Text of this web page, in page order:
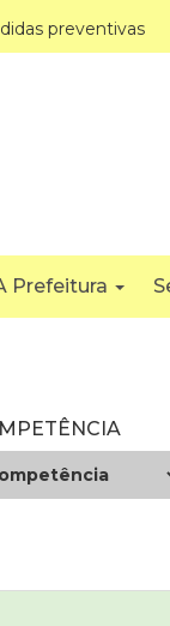
preventivas
Prefeitura